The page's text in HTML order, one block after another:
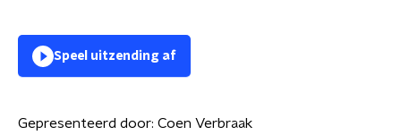
Speel uitzending af
Gepresenteerd door: Coen Verbraak